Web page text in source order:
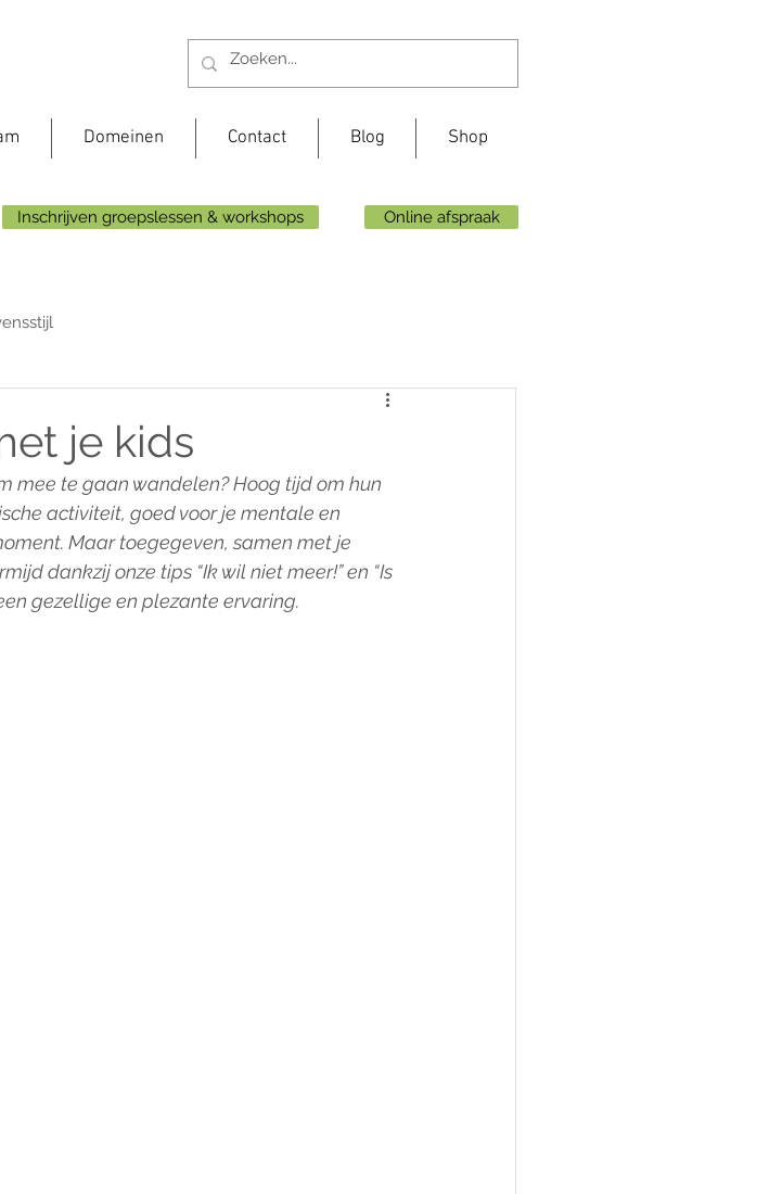
Domeinen Contact Blog Shop
Inschrijven groepslessen & workshops Online afspraak
je kids
mee te gaan wandelen? Hoog tijd om hun
activiteit, goed voor je mentale en
Maar toegegeven, samen met je
dankzij onze tips “Ik wil niet meer!” en “Is
gezellige en plezante ervaring.